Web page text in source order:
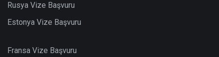
Rusya Vize Başvuru
Estonya Vize Başvuru
Fransa Vize Başvuru